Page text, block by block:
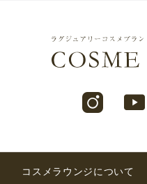
コスメラウンジについて